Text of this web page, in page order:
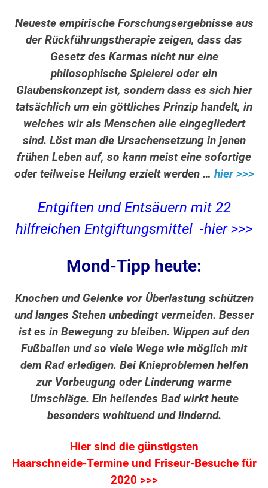
Neueste empirische Forschungsergebnisse aus
der Rückführungstherapie zeigen, dass das
Gesetz des Karmas nicht nur eine
philosophische Spielerei oder ein
Glaubenskonzept ist, sondern dass es sich hier
tatsächlich um ein göttliches Prinzip handelt, in
welches wir als Menschen alle eingegliedert
sind. Löst man die Ursachensetzung in jenen
frühen Leben auf, so kann meist eine sofortige
oder teilweise Heilung erzielt werden … hier >>>
Entgiften und Entsäuern mit 22
hilfreichen Entgiftungsmittel -hier >>>
Mond-Tipp heute:
Knochen und Gelenke vor Überlastung schützen
und langes Stehen unbedingt vermeiden. Besser
ist es in Bewegung zu bleiben. Wippen auf den
Fußballen und so viele Wege wie möglich mit
dem Rad erledigen. Bei Knieproblemen helfen
zur Vorbeugung oder Linderung warme
Umschläge. Ein heilendes Bad wirkt heute
besonders wohltuend und lindernd.
Hier sind die günstigsten
Haarschneide-Termine und Friseur-Besuche für
2020 >>>